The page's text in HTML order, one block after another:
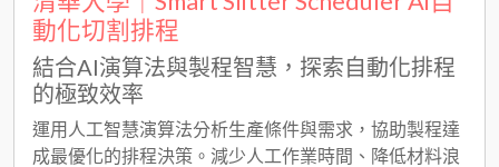
動化切割排程
結合AI演算法與製程智慧，探索自動化排程
的極致效率
運用人工智慧演算法分析生產條件與需求，協助製程達
成最優化的排程決策。減少人工作業時間、降低材料浪